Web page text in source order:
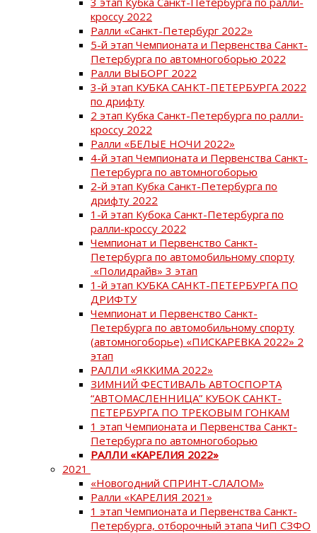
кроссу 2022
Ралли «Санкт-Петербург 2022»
5-й этап Чемпионата и Первенства Санкт-
Петербурга по автомногоборью 2022
Ралли ВЫБОРГ 2022
3-й этап КУБКА САНКТ-ПЕТЕРБУРГА 2022
по дрифту
2 этап Кубка Санкт-Петербурга по ралли-
кроссу 2022
Ралли «БЕЛЫЕ НОЧИ 2022»
4-й этап Чемпионата и Первенства Санкт-
Петербурга по автомногоборью
2-й этап Кубка Санкт-Петербурга по
дрифту 2022
1-й этап Кубока Санкт-Петербурга по
ралли-кроссу 2022
Чемпионат и Первенство Санкт-
Петербурга по автомобильному спорту
«Полидрайв» 3 этап
1-й этап КУБКА САНКТ-ПЕТЕРБУРГА ПО
ДРИФТУ
Чемпионат и Первенство Санкт-
Петербурга по автомобильному спорту
(автомногоборье) «ПИСКАРЕВКА 2022» 2
этап
РАЛЛИ «ЯККИМА 2022»
ЗИМНИЙ ФЕСТИВАЛЬ АВТОСПОРТА
“АВТОМАСЛЕННИЦА” КУБОК САНКТ-
ПЕТЕРБУРГА ПО ТРЕКОВЫМ ГОНКАМ
1 этап Чемпионата и Первенства Санкт-
Петербурга по автомногоборью
РАЛЛИ «КАРЕЛИЯ 2022»
2021
«Новогодний СПРИНТ-СЛАЛОМ»
Ралли «КАРЕЛИЯ 2021»
1 этап Чемпионата и Первенства Санкт-
Петербурга, отборочный этапа ЧиП СЗФО